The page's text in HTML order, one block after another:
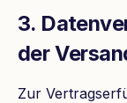
3.
der
Zur